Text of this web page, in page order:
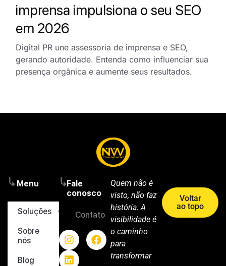
imprensa impulsiona o seu SEO
em 2026
Digital PR une assessoria de imprensa e SEO,
gerando autoridade. Entenda como influenciar sua
presença orgânica e aumente seus resultados.
Menu
Soluções
Sobre
nós
Blog
Fale
conosco
Contato
Quem não é
visto, não faz
história. A
visibilidade é
o caminho
para
transformar
Voltar
ao topo